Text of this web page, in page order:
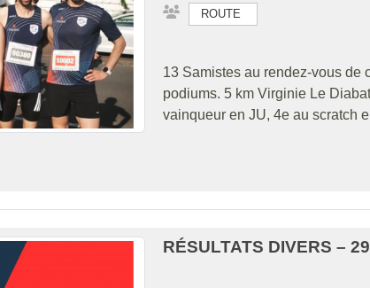
ROUTE
13 Samistes au rendez-vous de
podiums. 5 km Virginie Le
vainqueur en JU, 4e au scratch
RÉSULTATS DIVERS –